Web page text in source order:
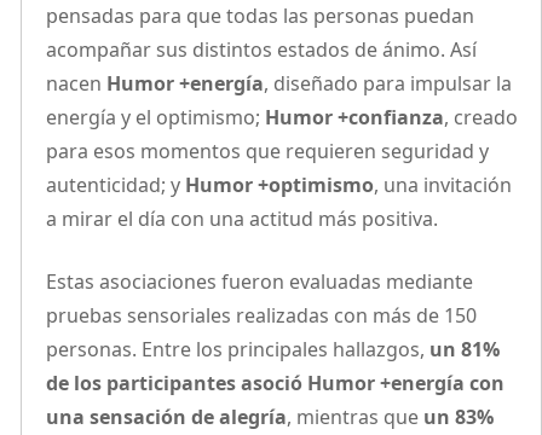
pensadas para que todas las personas puedan
acompañar sus distintos estados de ánimo. Así
nacen Humor +energía, diseñado para impulsar la
energía y el optimismo; Humor +confianza, creado
para esos momentos que requieren seguridad y
autenticidad; yHumor +optimismo, una invitación
a mirar el día con una actitud más positiva.
Estas asociaciones fueron evaluadas mediante
pruebas sensoriales realizadas con más de 150
personas. Entre los principales hallazgos, un 81%
de los participantes asoció Humor +energía con
una sensación de alegría, mientras que un 83%